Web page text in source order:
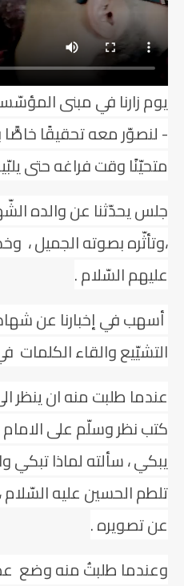
يوم زارنا في مبنى
- لنصوّر معه تحقيقًا خاصًّا
متحيّنًا وقت فراغه حتى
جلس يحدّثنا عن والده
،وتأثّره بصوته الجميل ،
عليهم السّلام .
أسهب في إخبارنا عن
التشيّيع والقاء الكلمات
عندما طلبت منه ان ينظر
كتب نظر وسلّم على الامام
يبكي ، سألته لماذا تبكي
تلطم الحسين عليه
عن تصويره .
وعندما طلبتُ منه وضع